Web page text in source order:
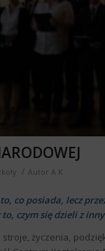
/ Autor A K
co posiada, lecz
to, czym się dzieli z
życzenia,